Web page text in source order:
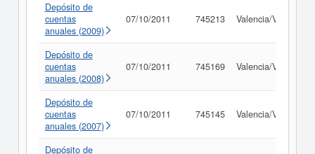
Depósito de
cuentas
anuales (2009)
07/10/2011 745213 Valencia/València
Depósito de
cuentas
anuales (2008)
07/10/2011 745169 Valencia/València
Depósito de
cuentas
anuales (2007)
07/10/2011 745145 Valencia/València
Depósito de